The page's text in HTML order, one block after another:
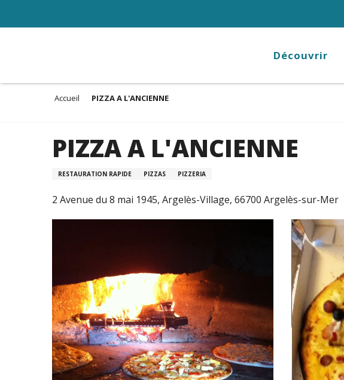
Découvrir
Accueil PIZZA A L'ANCIENNE
PIZZA A L'ANCIENNE
RESTAURATION RAPIDE PIZZAS PIZZERIA
2 Avenue du 8 mai 1945, Argelès-Village, 66700 Argelès-sur-Mer